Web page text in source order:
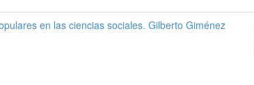
en las ciencias sociales. Gilberto Giménez